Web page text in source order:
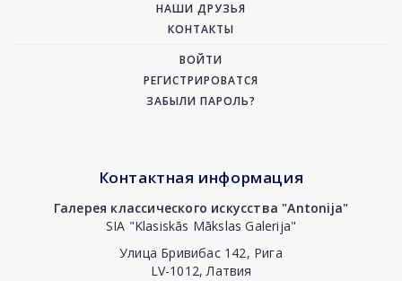
НАШИ ДРУЗЬЯ
КОНТАКТЫ
ВОЙТИ
РЕГИСТРИРОВАТСЯ
ЗАБЫЛИ ПАРОЛЬ?
Контактная информация
Галерея классического искусства "Antonija"
SIA "Klasiskās Mākslas Galerija"
Улица Бривибас 142, Рига
LV-1012, Латвия